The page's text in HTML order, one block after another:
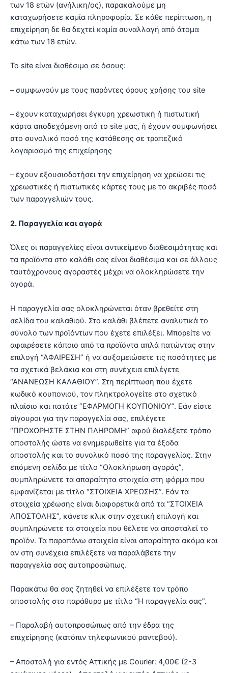
των 18 ετών (ανήλικη/ος), παρακαλούμε μη
καταχωρήσετε καμία πληροφορία. Σε κάθε περίπτωση, η
επιχείρηση δε θα δεχτεί καμία συναλλαγή από άτομα
κάτω των 18 ετών.
Το site είναι διαθέσιμο σε όσους:
– συμφωνούν με τους παρόντες όρους χρήσης του site
– έχουν καταχωρήσει έγκυρη χρεωστική ή πιστωτική
κάρτα αποδεχόμενη από το site μας, ή έχουν συμφωνήσει
στο συνολικό ποσό της κατάθεσης σε τραπεζικό
λογαριασμό της επιχείρησης
– έχουν εξουσιοδοτήσει την επιχείρηση να χρεώσει τις
χρεωστικές ή πιστωτικές κάρτες τους με το ακριβές ποσό
των παραγγελιών τους.
2. Παραγγελία και αγορά
Όλες οι παραγγελίες είναι αντικείμενο διαθεσιμότητας και
τα προϊόντα στο καλάθι σας είναι διαθέσιμα και σε άλλους
ταυτόχρονους αγοραστές μέχρι να ολοκληρώσετε την
αγορά.
Η παραγγελία σας ολοκληρώνεται όταν βρεθείτε στη
σελίδα του καλαθιού. Στο καλάθι βλέπετε αναλυτικά το
σύνολο των προϊόντων που έχετε επιλέξει. Μπορείτε να
αφαιρέσετε κάποιο από τα προϊόντα απλά πατώντας στην
επιλογή “ΑΦΑΙΡΕΣΗ” ή να αυξομειώσετε τις ποσότητες με
τα σχετικά βελάκια και στη συνέχεια επιλέγετε
“ΑΝΑΝΕΩΣΗ ΚΑΛΑΘΙΟΥ”. Στη περίπτωση που έχετε
κωδικό κουπονιού, τον πληκτρολογείτε στο σχετικό
πλαίσιο και πατάτε “ΕΦΑΡΜΟΓΗ ΚΟΥΠΟΝΙΟΥ”. Εάν είστε
σίγουροι για την παραγγελία σας, επιλέγετε
“ΠΡΟΧΩΡΗΣΤΕ ΣΤΗΝ ΠΛΗΡΩΜΗ” αφού διαλέξετε τρόπο
αποστολής ώστε να ενημερωθείτε για τα έξοδα
αποστολής και το συνολικό ποσό της παραγγελίας. Στην
επόμενη σελίδα με τίτλο “Ολοκλήρωση αγοράς”,
συμπληρώνετε τα απαραίτητα στοιχεία στη φόρμα που
εμφανίζεται με τίτλο “ΣΤΟΙΧΕΙΑ ΧΡΕΩΣΗΣ”. Εάν τα
στοιχεία χρέωσης είναι διαφορετικά από τα “ΣΤΟΙΧΕΙΑ
ΑΠΟΣΤΟΛΗΣ”, κάνετε κλικ στην σχετική επιλογή και
συμπληρώνετε τα στοιχεία που θέλετε να αποσταλεί το
προϊόν. Τα παραπάνω στοιχεία είναι απαραίτητα ακόμα και
αν στη συνέχεια επιλέξετε να παραλάβετε την
παραγγελία σας αυτοπροσώπως.
Παρακάτω θα σας ζητηθεί να επιλέξετε τον τρόπο
αποστολής στο παράθυρο με τίτλο “Η παραγγελία σας”.
– Παραλαβή αυτοπροσώπως από την έδρα της
επιχείρησης (κατόπιν τηλεφωνικού ραντεβού).
– Αποστολή για εντός Αττικής με Courier: 4,00€ (2-3